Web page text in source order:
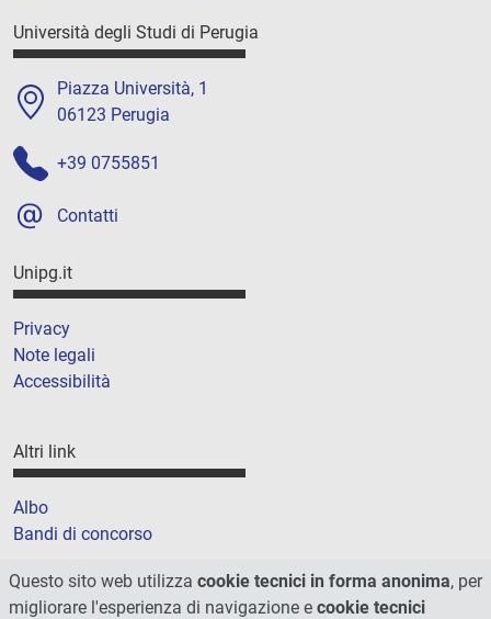
Università degli Studi di Perugia
Piazza Università, 1
06123 Perugia
+39 0755851
Contatti
Unipg.it
Privacy
Note legali
Accessibilità
Altri link
Albo
Bandi di concorso
Amministrazione trasparente
Cookie
Questo sito web utilizza cookie tecnici in forma anonima, per
migliorare l'esperienza di navigazione e cookie tecnici